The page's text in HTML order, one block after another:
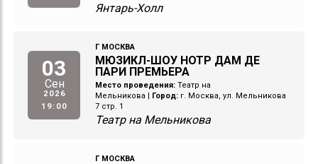
Янтарь-Холл
03
Сен
2026
19:00
Г МОСКВА
МЮЗИКЛ-ШОУ НОТР ДАМ ДЕ
ПАРИ ПРЕМЬЕРА
Место проведения: Театр на
Мельникова | Город: г. Москва, ул. Мельникова
7 стр. 1
Театр на Мельникова
Г МОСКВА